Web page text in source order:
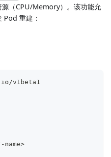
（CPU/Memory）。该功能允
Pod 重建：
v1beta1
- name>